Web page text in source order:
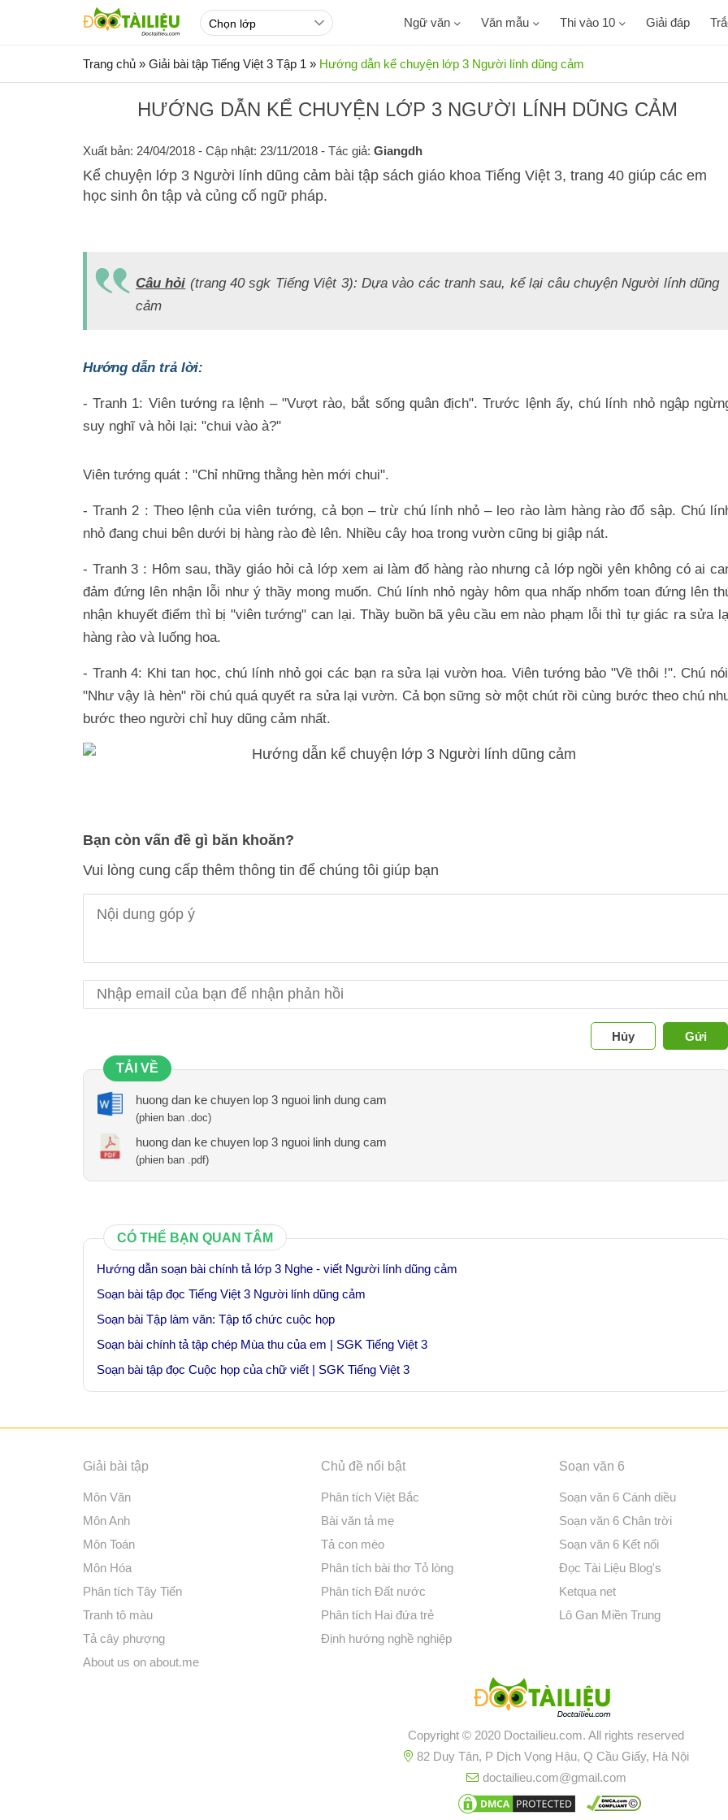
Ngữ văn Văn mẫu Thi vào 10 Giải đáp
Trang chủ » Giải bài tập Tiếng Việt 3 Tập 1 » Hướng dẫn kể chuyện lớp 3 Người lính dũng cảm
HƯỚNG DẪN KỂ CHUYỆN LỚP 3 NGƯỜI LÍNH DŨNG CẢM
Xuất bản: 24/04/2018 - Cập nhật: 23/11/2018 - Tác giả: Giangdh
Kể chuyện lớp 3 Người lính dũng cảm bài tập sách giáo khoa Tiếng Việt 3, trang 40 giúp các em
học sinh ôn tập và củng cố ngữ pháp.
Câu hỏi (trang 40 sgk Tiếng Việt 3): Dựa vào các tranh sau, kể lại câu chuyện Người lính dũng
cảm
Hướng dẫn trả lời:
- Tranh 1: Viên tướng ra lệnh – "Vượt rào, bắt sống quân địch". Trước lệnh ấy, chú lính nhỏ ngập
suy nghĩ và hỏi lại: "chui vào à?"
Viên tướng quát : "Chỉ những thằng hèn mới chui".
- Tranh 2 : Theo lệnh của viên tướng, cả bọn – trừ chú lính nhỏ – leo rào làm hàng rào đổ sập. Chú
nhỏ đang chui bên dưới bị hàng rào đè lên. Nhiều cây hoa trong vườn cũng bị giập nát.
- Tranh 3 : Hôm sau, thầy giáo hỏi cả lớp xem ai làm đổ hàng rào nhưng cả lớp ngồi yên không có ai
đảm đứng lên nhận lỗi như ý thầy mong muốn. Chú lính nhỏ ngày hôm qua nhấp nhổm toan đứng lên
nhận khuyết điểm thì bị "viên tướng" can lại. Thầy buồn bã yêu cầu em nào phạm lỗi thì tự giác ra sửa
hàng rào và luống hoa.
- Tranh 4: Khi tan học, chú lính nhỏ gọi các bạn ra sửa lại vườn hoa. Viên tướng bảo "Về thôi !". Chú
"Như vậy là hèn" rồi chú quá quyết ra sửa lại vườn. Cả bọn sững sờ một chút rồi cùng bước theo chú
bước theo người chỉ huy dũng cảm nhất.
Bạn còn vấn đề gì băn khoăn?
Vui lòng cung cấp thêm thông tin để chúng tôi giúp bạn
Hủy Gửi
TẢI VỀ
huong dan ke chuyen lop 3 nguoi linh dung cam
(phien ban .doc)
huong dan ke chuyen lop 3 nguoi linh dung cam
(phien ban .pdf)
CÓ THỂ BẠN QUAN TÂM
Hướng dẫn soạn bài chính tả lớp 3 Nghe - viết Người lính dũng cảm
Soạn bài tập đọc Tiếng Việt 3 Người lính dũng cảm
Soạn bài Tập làm văn: Tập tổ chức cuộc họp
Soạn bài chính tả tập chép Mùa thu của em | SGK Tiếng Việt 3
Soạn bài tập đọc Cuộc họp của chữ viết | SGK Tiếng Việt 3
Giải bài tập
Môn Văn
Môn Anh
Môn Toán
Môn Hóa
Phân tích Tây Tiến
Tranh tô màu
Tả cây phượng
About us on about.me
Chủ đề nổi bật
Phân tích Việt Bắc
Bài văn tả mẹ
Tả con mèo
Phân tích bài thơ Tỏ lòng
Phân tích Đất nước
Phân tích Hai đứa trẻ
Định hướng nghề nghiệp
Soạn văn 6
Soạn văn 6 Cánh diều
Soạn văn 6 Chân trời
Soạn văn 6 Kết nối
Đọc Tài Liệu Blog's
Ketqua net
Lô Gan Miền Trung
Copyright © 2020 Doctailieu.com. All rights reserved
82 Duy Tân, P Dịch Vọng Hậu, Q Cầu Giấy, Hà Nội
doctailieu.com@gmail.com